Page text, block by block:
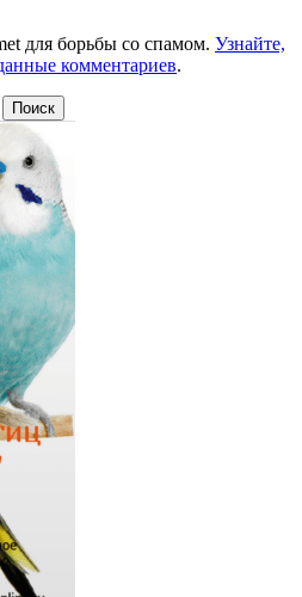
для борьбы со спамом. Узнайте,
комментариев.